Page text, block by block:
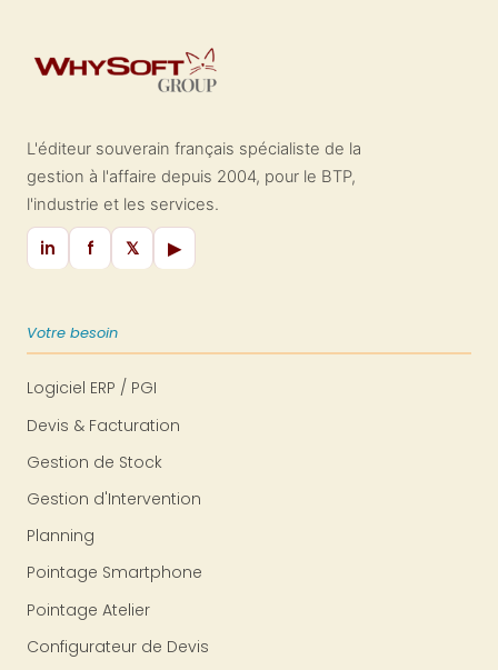
10 ans contre les vices graves.
Pourtant, beaucoup de gérants de PME
ignorent encore les contours précis de
sont concernés ? Quand démarre la
garantie ? Que couvre-t-elle vraiment
? Et surtout, comment s’y conformer
sans alourdir son quotidien ?
L'éditeur souverain français spécialiste de la
gestion à l'affaire depuis 2004, pour le BTP,
l'industrie et les services.
in f 𝕏 ▶
Votre besoin
Logiciel ERP / PGI
Devis & Facturation
Gestion de Stock
Gestion d'Intervention
Planning
Pointage Smartphone
Pointage Atelier
Configurateur de Devis